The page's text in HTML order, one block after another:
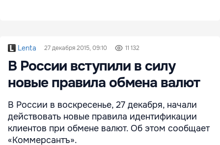
Lenta 27 декабря 2015, 09:10 11 132
В России вступили в силу
новые правила обмена валют
В России в воскресенье, 27 декабря, начали
действовать новые правила идентификации
клиентов при обмене валют. Об этом сообщает
«Коммерсантъ».